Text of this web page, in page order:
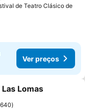
de Teatro Clásico de
Ver preços
aos favoritos
Lomas